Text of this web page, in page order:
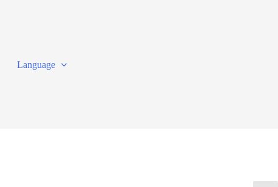
Language